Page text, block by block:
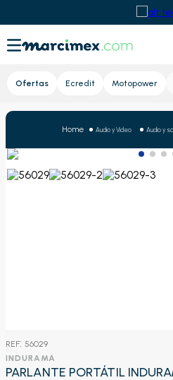
Ofertas Ecredit Motopower
Audio y Video Audio y
: 56029
INDURAMA
PARLANTE PORTÁTIL